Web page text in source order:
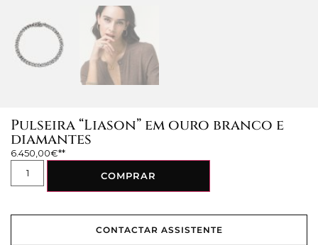
Pulseira “Liason” em ouro branco e
diamantes
6.450,00€
COMPRAR
CONTACTAR ASSISTENTE